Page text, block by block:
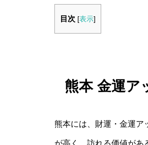
目次 [表示]
熊本 金運ア
熊本には、財運・金運ア